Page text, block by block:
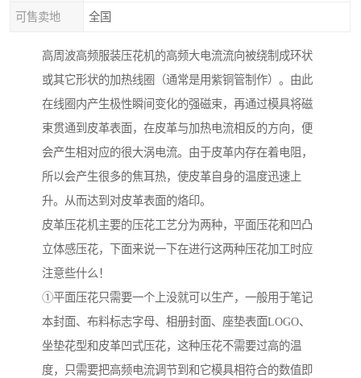
可售卖地 全国
高周波高频服装压花机的高频大电流流向被绕制成环状
或其它形状的加热线圈（通常是用紫铜管制作）。由此
在线圈内产生极性瞬间变化的强磁束，再通过模具将磁
束贯通到皮革表面，在皮革与加热电流相反的方向，便
会产生相对应的很大涡电流。由于皮革内存在着电阻，
所以会产生很多的焦耳热，使皮革自身的温度迅速上
升。从而达到对皮革表面的烙印。
皮革压花机主要的压花工艺分为两种，平面压花和凹凸
立体感压花，下面来说一下在进行这两种压花加工时应
注意些什么！
①平面压花只需要一个上没就可以生产，一般用于笔记
本封面、布料标志字母、相册封面、座垫表面LOGO、
坐垫花型和皮革凹式压花，这种压花不需要过高的温
度，只需要把高频电流调节到和它模具相符合的数值即